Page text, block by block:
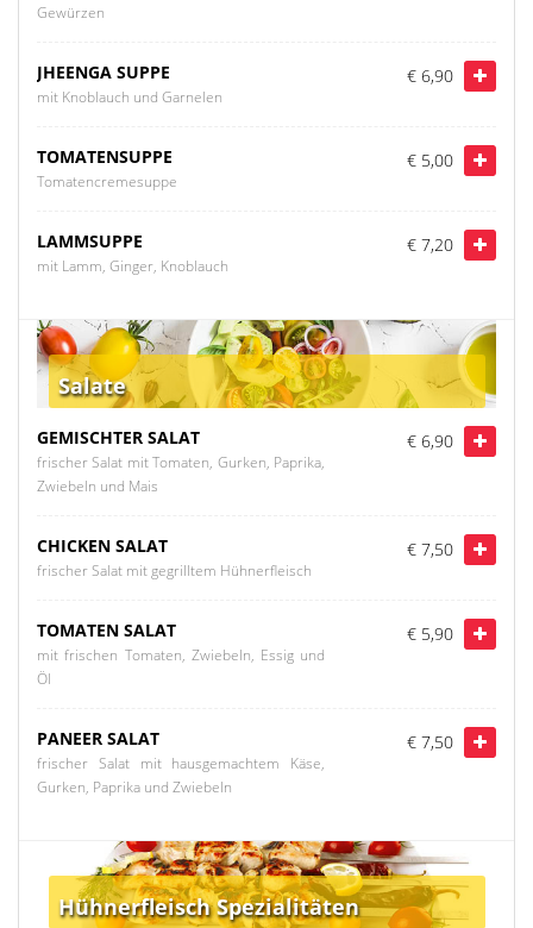
Gewürzen
JHEENGA SUPPE
mit Knoblauch und Garnelen
€ 6,90
TOMATENSUPPE
Tomatencremesuppe
€ 5,00
LAMMSUPPE
mit Lamm, Ginger, Knoblauch
€ 7,20
Salate
GEMISCHTER SALAT
frischer Salat mit Tomaten, Gurken, Paprika,
Zwiebeln und Mais
€ 6,90
CHICKEN SALAT
frischer Salat mit gegrilltem Hühnerfleisch
€ 7,50
TOMATEN SALAT
mit frischen Tomaten, Zwiebeln, Essig und
Öl
€ 5,90
PANEER SALAT
frischer Salat mit hausgemachtem Käse,
Gurken, Paprika und Zwiebeln
€ 7,50
Hühnerfleisch Spezialitäten